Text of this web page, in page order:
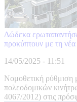
Δώδεκα
προκύπτουν με τη νέα
14/05/2025 - 11:51
Νομοθετική ρύθμιση
πολεοδομικών
4067/2012) στις